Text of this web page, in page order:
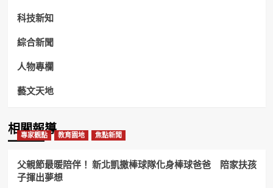
科技新知
綜合新聞
人物專欄
藝文天地
相關報導
專家觀點 教育園地 焦點新聞
父親節最暖陪伴！ 新北凱撒棒球隊化身棒球爸爸 陪家扶孩
子揮出夢想